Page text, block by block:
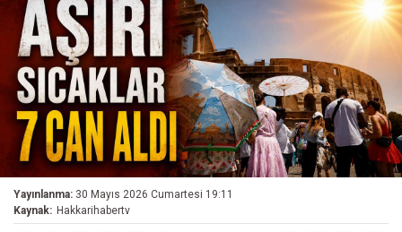
Yayınlanma: 30 Mayıs 2026 Cumartesi 19:11
Kaynak: Hakkarihabertv